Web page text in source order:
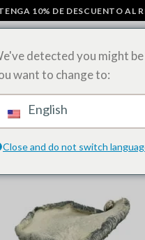
10% DE DESCUENTO AL
BARRITAS DE
CEPAS
detected you might
want to change to:
English
Close and do not switch